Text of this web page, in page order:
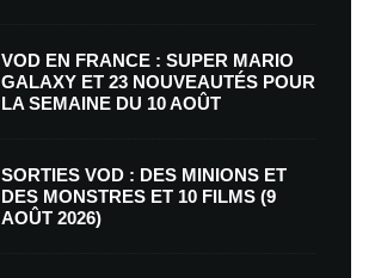
VOD EN FRANCE : SUPER MARIO
GALAXY ET 23 NOUVEAUTÉS POUR
LA SEMAINE DU 10 AOÛT
SORTIES VOD : DES MINIONS ET
DES MONSTRES ET 10 FILMS (9
AOÛT 2026)